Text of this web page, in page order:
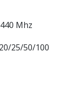
Mhz
25/50/100